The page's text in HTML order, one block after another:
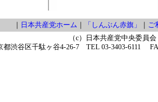
｜ 日本共産党ホーム ｜ 「しんぶん赤旗」 ｜ ご
（c）日本共産党中央委員会
都渋谷区千駄ヶ谷4-26-7 TEL 03-3403-6111